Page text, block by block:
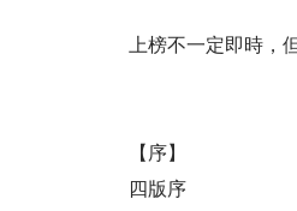
上榜不一定即時，
【序】
四版序